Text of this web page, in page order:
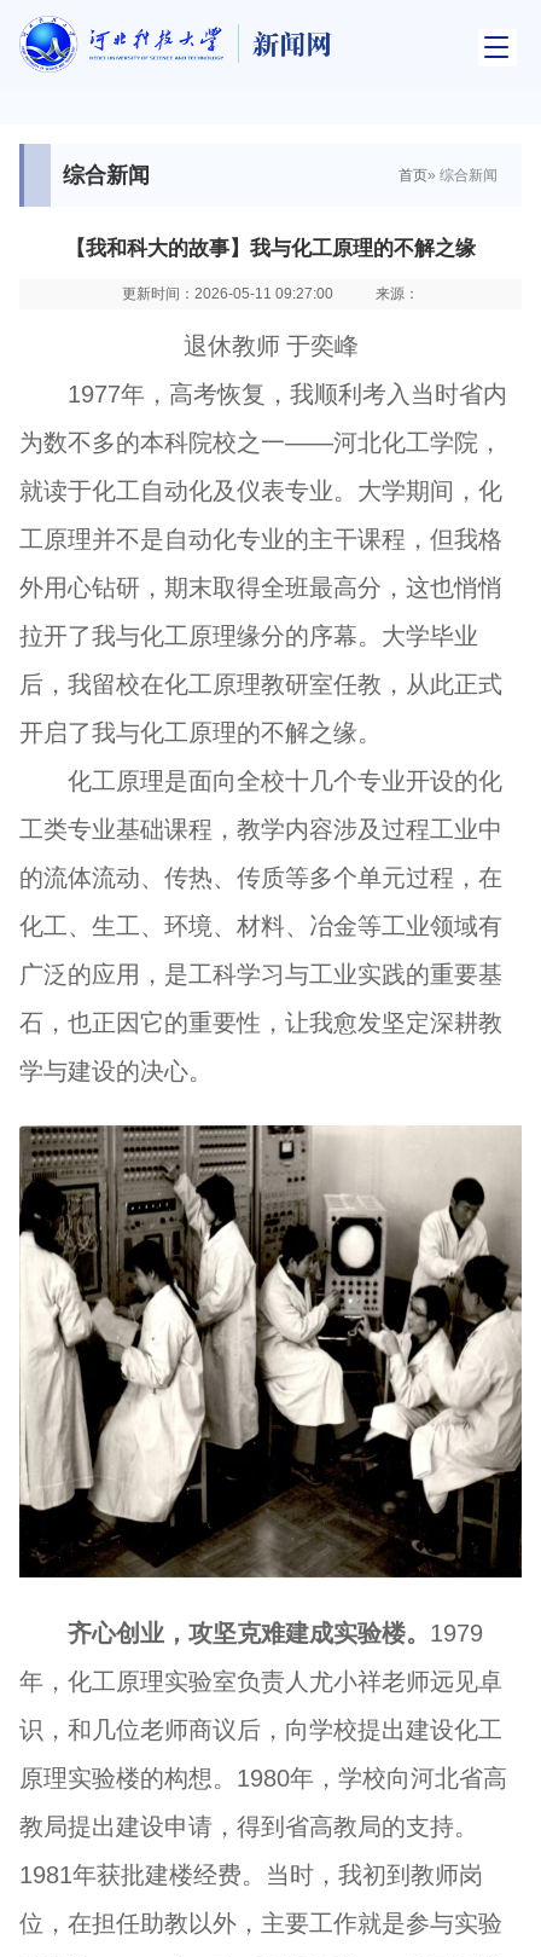
综合新闻 首页» 综合新闻
【我和科大的故事】我与化工原理的不解之缘
更新时间：2026-05-11 09:27:00 来源：
退休教师 于奕峰
1977年，高考恢复，我顺利考入当时省内
为数不多的本科院校之一——河北化工学院，
就读于化工自动化及仪表专业。大学期间，化
工原理并不是自动化专业的主干课程，但我格
外用心钻研，期末取得全班最高分，这也悄悄
拉开了我与化工原理缘分的序幕。大学毕业
后，我留校在化工原理教研室任教，从此正式
开启了我与化工原理的不解之缘。
化工原理是面向全校十几个专业开设的化
工类专业基础课程，教学内容涉及过程工业中
的流体流动、传热、传质等多个单元过程，在
化工、生工、环境、材料、冶金等工业领域有
广泛的应用，是工科学习与工业实践的重要基
石，也正因它的重要性，让我愈发坚定深耕教
学与建设的决心。
齐心创业，攻坚克难建成实验楼。 1979
年，化工原理实验室负责人尤小祥老师远见卓
识，和几位老师商议后，向学校提出建设化工
原理实验楼的构想。1980年，学校向河北省高
教局提出建设申请，得到省高教局的支持。
1981年获批建楼经费。当时，我初到教师岗
位，在担任助教以外，主要工作就是参与实验